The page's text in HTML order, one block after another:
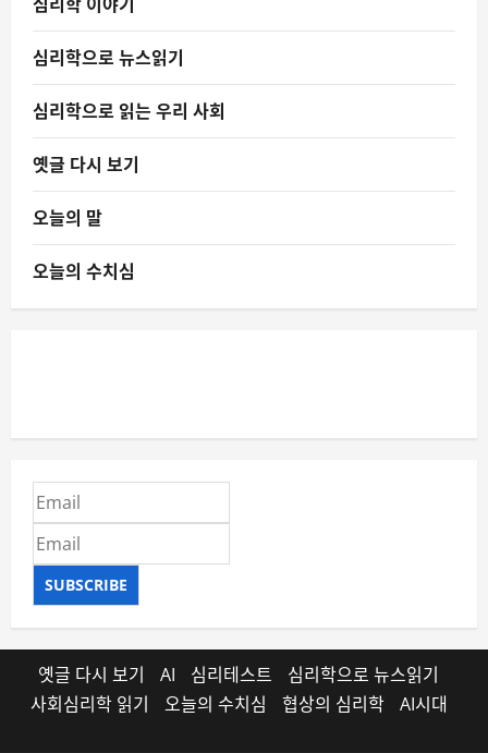
심리학으로 뉴스읽기
심리학으로 읽는 우리 사회
옛글 다시 보기
오늘의 말
오늘의 수치심
SUBSCRIBE
옛글 다시 보기 AI 심리테스트
심리학으로 뉴스읽기
사회심리학 읽기
오늘의 수치심 협상의 심리학 AI시대